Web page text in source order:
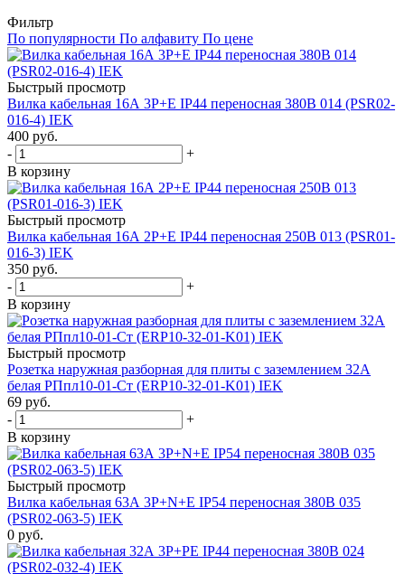
Фильтр
По популярности По алфавиту По цене
Быстрый просмотр
Вилка кабельная 16А 3Р+E IР44 переносная 380В 014 (PSR02-
016-4) IEK
400 руб.
-
+
В корзину
Быстрый просмотр
Вилка кабельная 16А 2Р+E IР44 переносная 250В 013 (PSR01-
016-3) IEK
350 руб.
-
+
В корзину
Быстрый просмотр
Розетка наружная разборная для плиты с заземлением 32А
белая РПпл10-01-Ст (ERP10-32-01-K01) IEK
69 руб.
-
+
В корзину
Быстрый просмотр
Вилка кабельная 63А 3Р+N+Е IР54 переносная 380В 035
(PSR02-063-5) IEK
0 руб.